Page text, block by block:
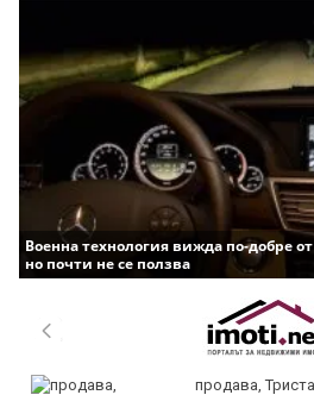
Военна технология вижда по-добре
но почти не се ползва
продава,